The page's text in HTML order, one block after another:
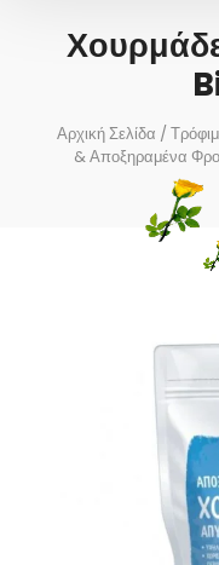
Αρχική Σελίδα /
& Αποξηραμένα